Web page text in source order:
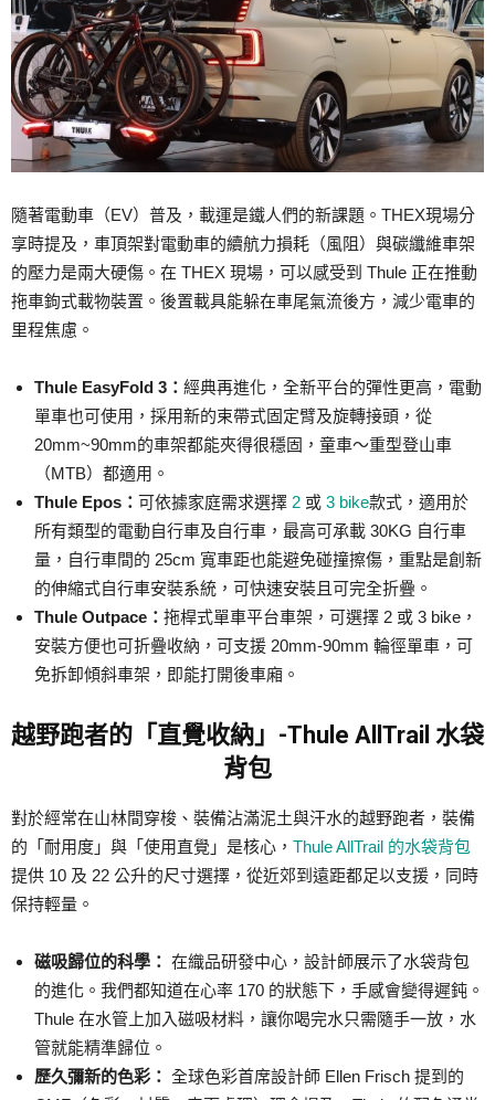
隨著電動車（EV）普及，載運是鐵人們的新課題。THEX現場分
享時提及，車頂架對電動車的續航力損耗（風阻）與碳纖維車架
的壓力是兩大硬傷。在 THEX 現場，可以感受到 Thule 正在推動
拖車鉤式載物裝置。後置載具能躲在車尾氣流後方，減少電車的
里程焦慮。
Thule EasyFold 3： 經典再進化，全新平台的彈性更高，電動
單車也可使用，採用新的束帶式固定臂及旋轉接頭，從
20mm~90mm的車架都能夾得很穩固，童車～重型登山車
（MTB）都適用。
Thule Epos： 可依據家庭需求選擇 2 或 3 bike款式，適用於
所有類型的電動自行車及自行車，最高可承載 30KG 自行車
量，自行車間的 25cm 寬車距也能避免碰撞擦傷，重點是創新
的伸縮式自行車安裝系統，可快速安裝且可完全折疊。
Thule Outpace： 拖桿式單車平台車架，可選擇 2 或 3 bike，
安裝方便也可折疊收納，可支援 20mm-90mm 輪徑單車，可
免拆卸傾斜車架，即能打開後車廂。
越野跑者的「直覺收納」-Thule AllTrail 水袋
背包
對於經常在山林間穿梭、裝備沾滿泥土與汗水的越野跑者，裝備
的「耐用度」與「使用直覺」是核心， Thule AllTrail 的水袋背包
提供 10 及 22 公升的尺寸選擇，從近郊到遠距都足以支援，同時
保持輕量。
磁吸歸位的科學： 在織品研發中心，設計師展示了水袋背包
的進化。我們都知道在心率 170 的狀態下，手感會變得遲鈍。
Thule 在水管上加入磁吸材料，讓你喝完水只需隨手一放，水
管就能精準歸位。
歷久彌新的色彩： 全球色彩首席設計師 Ellen Frisch 提到的